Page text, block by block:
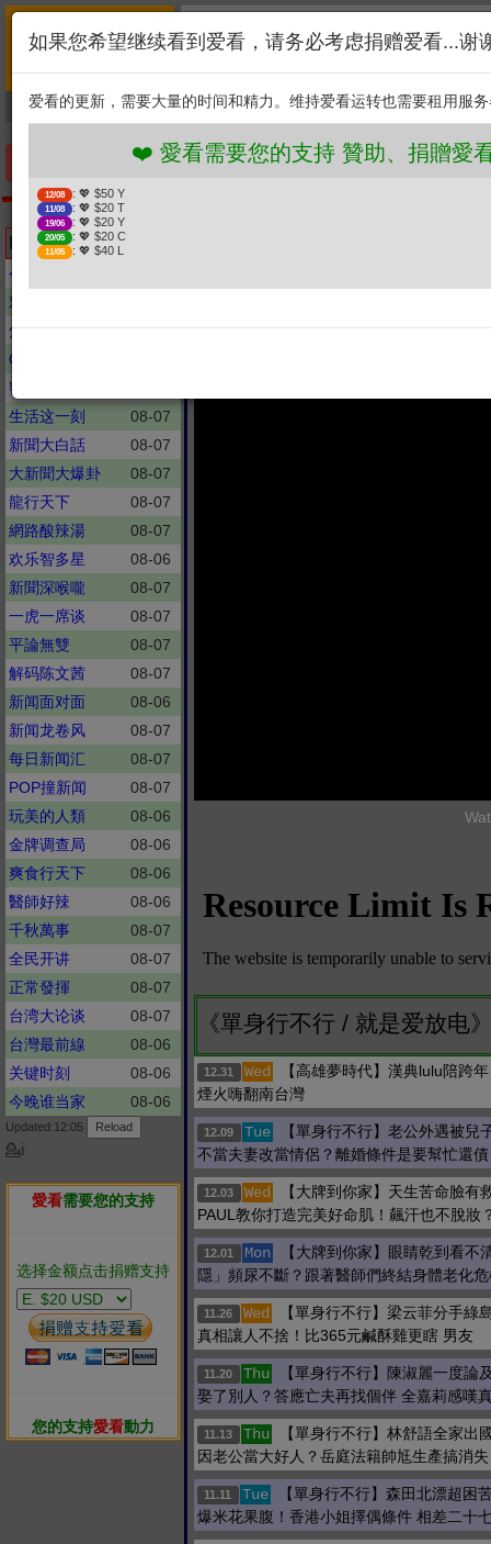
新闻
综艺 剧集
捐贈幫助
❤️ 愛看需要您的支持 贊助
: 💖 $50 Y
11/08
19/06 : 💖 $20 Y
2. 点击捐赠
Latest updates
今日关注
对话
焦点访谈
08-06
CCTV新闻节目
密室大逃脱
生活这一刻
08-07
新聞大白話
08-07
大新聞大爆卦
08-07
龍行天下
08-07
網路酸辣湯
08-07
欢乐智多星
08-06
新聞深喉嚨
08-07
一虎一席谈
08-07
平論無雙
08-07
解码陈文茜
08-07
新闻面对面
08-06
新闻龙卷风
08-07
每日新闻汇
08-07
POP撞新闻
08-07
玩美的人類
08-06
金牌调查局
08-06
爽食行天下
08-06
醫師好辣
08-06
千秋萬事
08-07
全民开讲
08-07
正常發揮
08-07
台湾大论谈
08-07
台灣最前線
08-06
关键时刻
08-06
今晚谁当家
08-06
Updated:12:05
💁ℹ
愛看需要您的支持
选择金额点击捐赠支持
您的支持愛看動力
《單身行不行 / 就是爱放电
12.31 Wed
【高雄夢時代】漢典lulu陪跨
煙火嗨翻南台灣
12.09 Tue
【單身行不行】老公外遇被兒
不當夫妻改當情侶？離婚條件是要幫忙還
12.03 Wed
【大牌到你家】天生苦命臉有
PAUL教你打造完美好命肌！飆汗也不脫妝
12.01 Mon
【大牌到你家】眼睛乾到看不
隱」頻尿不斷？跟著醫師們終結身體老化
11.26 Wed
【單身行不行】梁云菲分手綠
真相讓人不捨！比365元鹹酥雞更瞎 男友
11.20 Thu
【單身行不行】陳淑麗一度論
娶了別人？答應亡夫再找個伴 全嘉莉感嘆
11.13 Thu
【單身行不行】林舒語全家出
因老公當大好人？岳庭法籍帥尪生產搞消失
11.11 Tue
【單身行不行】森田北漂超困
爆米花果腹！香港小姐擇偶條件 相差二十
如果您希望继续看到爱看，请务必考虑捐赠爱看...谢
爱看的更新，需要大量的时间和精力。维持爱看运转也需要租用服
❤️ 愛看需要您的支持 贊助、捐贈愛看 分享
12/08 : 💖 $50 Y
11/08 : 💖 $20 T
19/06 : 💖 $20 Y
20/05 : 💖 $20 C
11/05 : 💖 $40 L